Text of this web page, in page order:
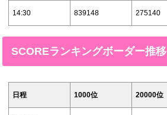
14:30 839148 275140
SCOREランキングボーダー推移
日程 1000位 20000位